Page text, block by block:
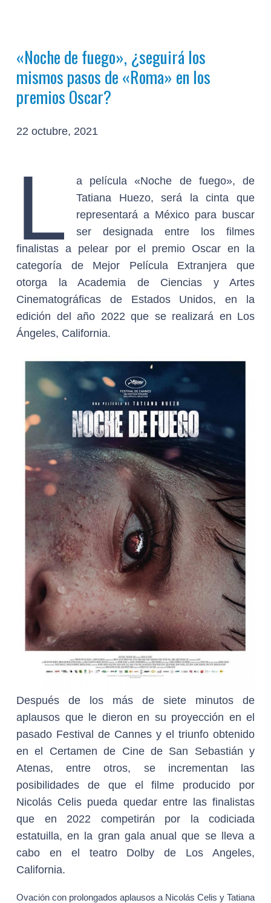
«Noche de fuego», ¿seguirá los
mismos pasos de «Roma» en los
premios Oscar?
22 octubre, 2021
L
a película «Noche de fuego», de
Tatiana Huezo, será la cinta que
representará a México para buscar
ser designada entre los filmes
finalistas a pelear por el premio Oscar en la
categoría de Mejor Película Extranjera que
otorga la Academia de Ciencias y Artes
Cinematográficas de Estados Unidos, en la
edición del año 2022 que se realizará en Los
Ángeles, California.
Después de los más de siete minutos de
aplausos que le dieron en su proyección en el
pasado Festival de Cannes y el triunfo obtenido
en el Certamen de Cine de San Sebastián y
Atenas, entre otros, se incrementan las
posibilidades de que el filme producido por
Nicolás Celis pueda quedar entre las finalistas
que en 2022 competirán por la codiciada
estatuilla, en la gran gala anual que se lleva a
cabo en el teatro Dolby de Los Angeles,
California.
Ovación con prolongados aplausos a Nicolás Celis y Tatiana